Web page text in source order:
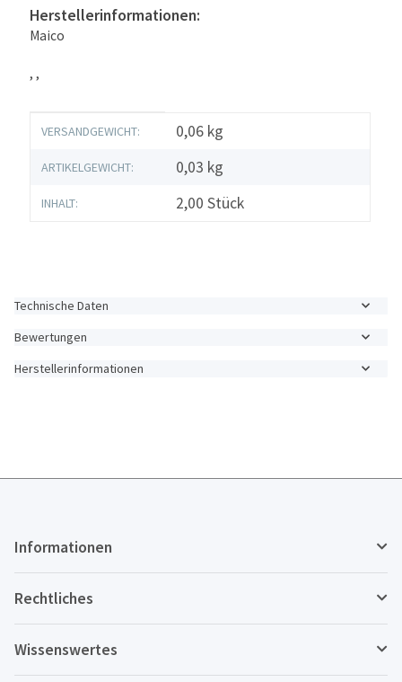
Herstellerinformationen:
Maico
, ,
Produkteigenschaft
Wert
VERSANDGEWICHT: 0,06 kg
ARTIKELGEWICHT: 0,03 kg
INHALT: 2,00 Stück
Technische Daten
Bewertungen
Herstellerinformationen
Informationen
Rechtliches
Wissenswertes